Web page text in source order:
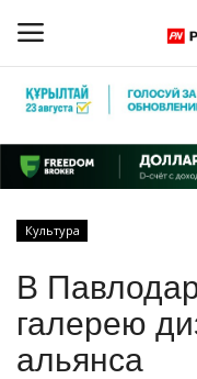
Главная
ПАВЛОДАРСКАЯ
КАЗАХСТАН
Культура
В
галерею
альянса